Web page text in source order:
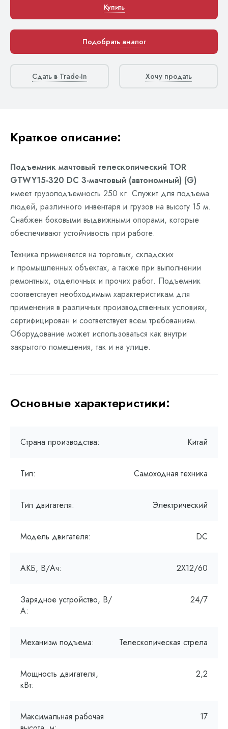
Купить
Подобрать аналог
Сдать в Trade-In Хочу продать
Краткое описание:
Подъемник мачтовый телескопический TOR
GTWY15-320 DC 3-мачтовый (автономный) (G)
имеет грузоподъемность 250 кг. Служит для подъема
людей, различного инвентаря и грузов на высоту 15 м.
Снабжен боковыми выдвижными опорами, которые
обеспечивают устойчивость при работе.
Техника применяется на торговых, складских
и промышленных объектах, а также при выполнении
ремонтных, отделочных и прочих работ. Подъемник
соответствует необходимым характеристикам для
применения в различных производственных условиях,
сертифицирован и соответствует всем требованиям.
Оборудование может использоваться как внутри
закрытого помещения, так и на улице.
Основные характеристики:
Страна производства: Китай
Тип: Самоходная техника
Тип двигателя: Электрический
Модель двигателя: DC
АКБ, В/Ач: 2Х12/60
Зарядное устройство, В/
А:
24/7
Механизм подъема: Телескопическая стрела
Мощность двигателя,
кВт:
2,2
Максимальная рабочая
17